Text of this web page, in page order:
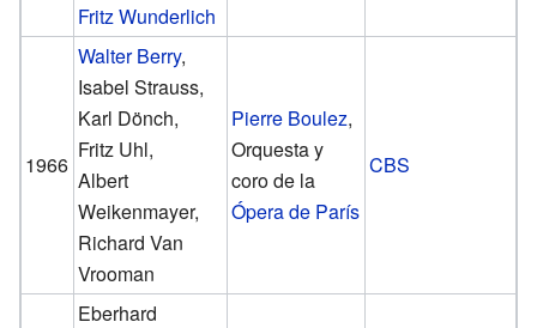
Fritz Wunderlich
1966
Walter Berry,
Isabel Strauss,
Karl Dönch,
Fritz Uhl,
Albert
Weikenmayer,
Richard Van
Vrooman
Pierre Boulez,
Orquesta y
coro de la
Ópera de París
CBS
Eberhard